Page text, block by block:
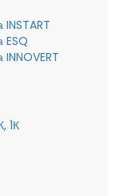
INSTART
ESQ
INNOVERT
1К